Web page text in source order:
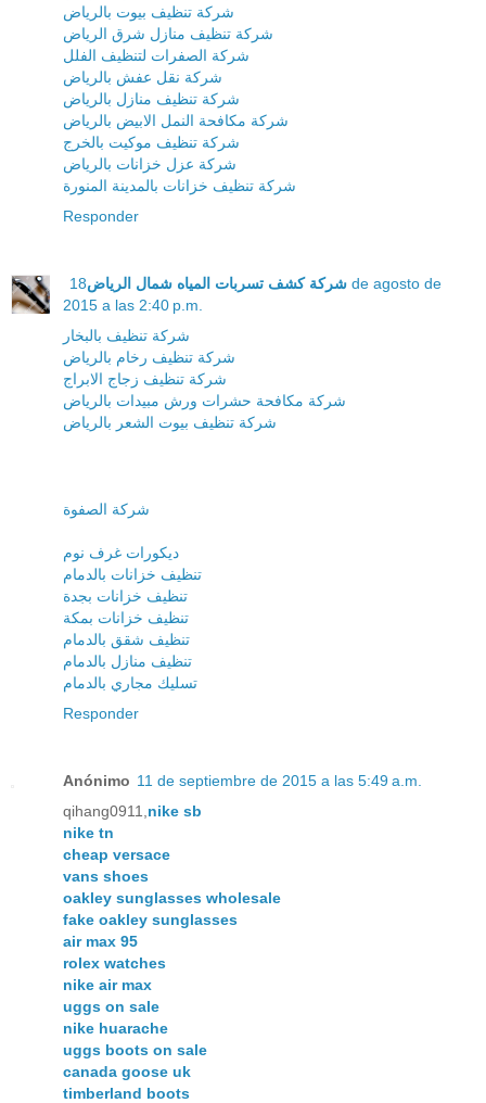
شركة تنظيف بيوت بالرياض
شركة تنظيف منازل شرق الرياض
شركة الصفرات لتنظيف الفلل
شركة نقل عفش بالرياض
شركة تنظيف منازل بالرياض
شركة مكافحة النمل الابيض بالرياض
شركة تنظيف موكيت بالخرج
شركة عزل خزانات بالرياض
شركة تنظيف خزانات بالمدينة المنورة
Responder
شركة كشف تسربات المياه شمال الرياض18 de agosto de
2015 a las 2:40 p.m.
شركة تنظيف بالبخار
شركة تنظيف رخام بالرياض
شركة تنظيف زجاج الابراج
شركة مكافحة حشرات ورش مبيدات بالرياض
شركة تنظيف بيوت الشعر بالرياض
شركة الصفوة
ديكورات غرف نوم
تنظيف خزانات بالدمام
تنظيف خزانات بجدة
تنظيف خزانات بمكة
تنظيف شقق بالدمام
تنظيف منازل بالدمام
تسليك مجاري بالدمام
Responder
Anónimo 11 de septiembre de 2015 a las 5:49 a.m.
qihang0911, nike sb
nike tn
cheap versace
vans shoes
oakley sunglasses wholesale
fake oakley sunglasses
air max 95
rolex watches
nike air max
uggs on sale
nike huarache
uggs boots on sale
canada goose uk
timberland boots